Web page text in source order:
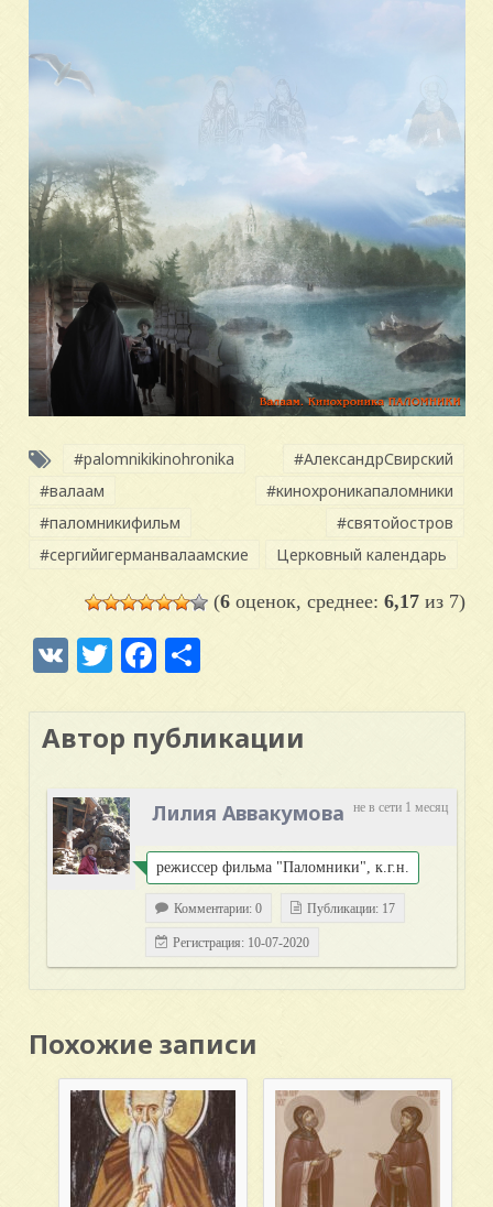
#palomnikikinohronika
#АлександрСвирский
#валаам
#кинохроникапаломники
#паломникифильм
#святойостров
#сергийигерманвалаамские
Церковный календарь
(6 оценок, среднее: 6,17 из 7)
VK TwitterFacebook
Автор публикации
не в сети 1 месяц
Лилия Аввакумова
режиссер фильма "Паломники", к.г.н.
Комментарии: 0 Публикации: 17
Регистрация: 10-07-2020
Похожие записи